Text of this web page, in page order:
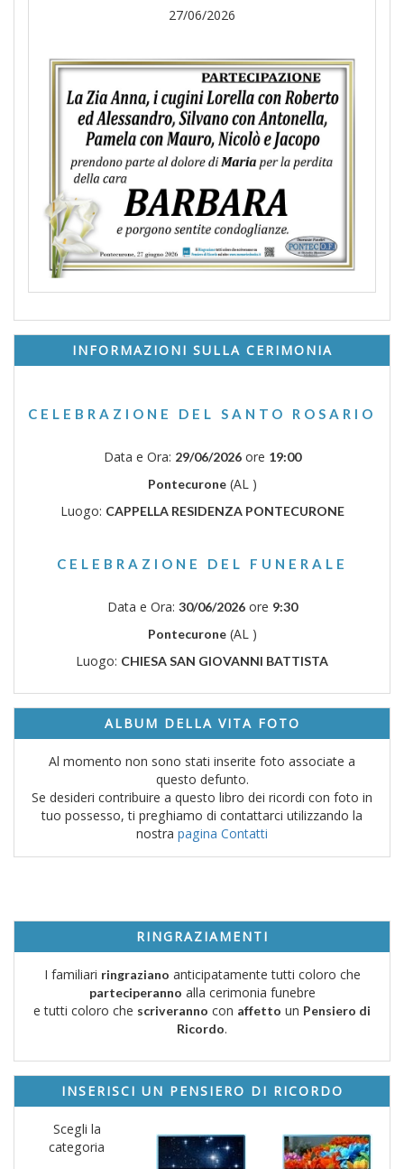
27/06/2026
INFORMAZIONI SULLA CERIMONIA
CELEBRAZIONE DEL SANTO ROSARIO
Data e Ora: 29/06/2026ore 19:00
Pontecurone(AL )
Luogo: CAPPELLA RESIDENZA PONTECURONE
CELEBRAZIONE DEL FUNERALE
Data e Ora: 30/06/2026ore 9:30
Pontecurone(AL )
Luogo: CHIESA SAN GIOVANNI BATTISTA
ALBUM DELLA VITA FOTO
Al momento non sono stati inserite foto associate a
questo defunto.
Se desideri contribuire a questo libro dei ricordi con foto in
tuo possesso, ti preghiamo di contattarci utilizzando la
nostra pagina Contatti
RINGRAZIAMENTI
I familiari ringraziano anticipatamente tutti coloro che
parteciperanno alla cerimonia funebre
e tutti coloro che scriveranno con affetto un Pensiero di
Ricordo.
INSERISCI UN PENSIERO DI RICORDO
Scegli la
categoria